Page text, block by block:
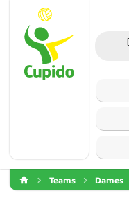
Teams Dames